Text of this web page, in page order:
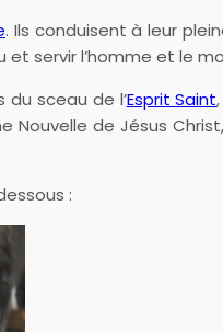
. Ils conduisent à leur
et servir l’homme et le
du sceau de l’Esprit Saint
Nouvelle de Jésus
: